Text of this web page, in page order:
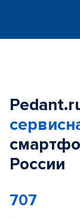
России
707